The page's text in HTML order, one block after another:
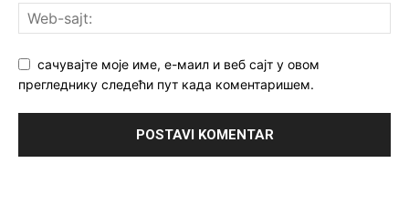
сачувајте моје име, е-маил и веб сајт у овом
прегледнику следећи пут када коментаришем.